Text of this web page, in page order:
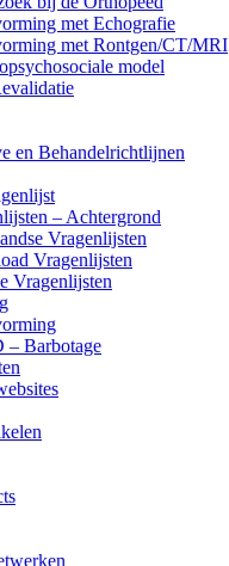
met Echografie
met Rontgen/CT/MRI
model
en Behandelrichtlijnen
– Achtergrond
Vragenlijsten
Vragenlijsten
Vragenlijsten
Barbotage